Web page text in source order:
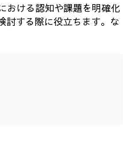
おける認知や課題を明確化
討する際に役立ちます。な